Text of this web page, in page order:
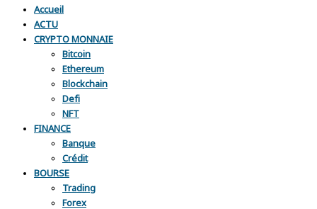
Accueil
ACTU
CRYPTO MONNAIE
Bitcoin
Ethereum
Blockchain
Defi
NFT
FINANCE
Banque
Crédit
BOURSE
Trading
Forex